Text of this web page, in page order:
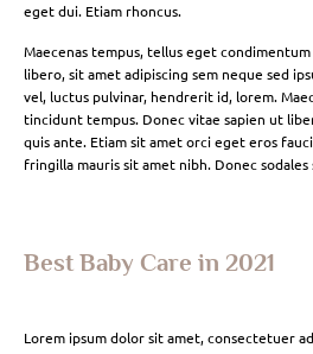
eget dui. Etiam rhoncus.
Maecenas tempus, tellus eget
libero, sit amet adipiscing sem neque sed
vel, luctus pulvinar, hendrerit id, lorem.
tincidunt tempus. Donec vitae sapien ut
quis ante. Etiam sit amet orci eget eros
fringilla mauris sit amet nibh. Donec sodales
Best Baby Care in 2021
Lorem ipsum dolor sit amet, consectetuer